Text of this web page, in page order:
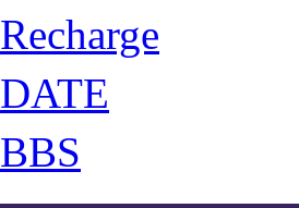
Recharge
DATE
BBS